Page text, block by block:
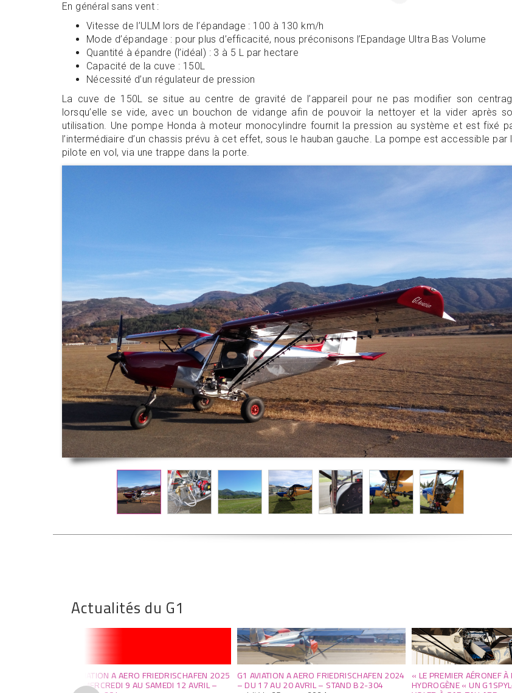
En général sans vent :
Vitesse de l’ULM lors de l’épandage : 100 à 130 km/h
Mode d’épandage : pour plus d’efficacité, nous préconisons l’Epandage Ultra Bas Volume
Quantité à épandre (l’idéal) : 3 à 5 L par hectare
Capacité de la cuve : 150L
Nécessité d’un régulateur de pression
La cuve de 150L se situe au centre de gravité de l’appareil pour ne pas modifier son
lorsqu’elle se vide, avec un bouchon de vidange afin de pouvoir la nettoyer et la vider après
utilisation. Une pompe Honda à moteur monocylindre fournit la pression au système et est fixé
l’intermédiaire d’un chassis prévu à cet effet, sous le hauban gauche. La pompe est accessible par
pilote en vol, via une trappe dans la porte.
Actualités du G1
G1 AVIATION A AERO FRIEDRISCHAFEN 2025
– DU MERCREDI 9 AU SAMEDI 12 AVRIL –
G1 AVIATION A AERO FRIEDRISCHAFEN 2024
– DU 17 AU 20 AVRIL – STAND B2-304
« LE PREMIER AÉRONEF
HYDROGÈNE « UN